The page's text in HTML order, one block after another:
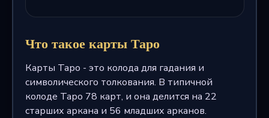
Что такое карты Таро
Карты Таро - это колода для гадания и
символического толкования. В типичной
колоде Таро 78 карт, и она делится на 22
старших аркана и 56 младших арканов.